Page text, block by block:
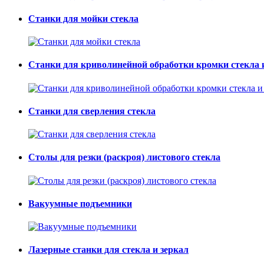
Станки для мойки стекла
Станки для криволинейной обработки кромки стекла
Станки для сверления стекла
Столы для резки (раскроя) листового стекла
Вакуумные подъемники
Лазерные станки для стекла и зеркал